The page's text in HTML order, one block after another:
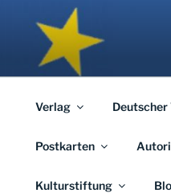
… links und rechts von
Verlag Deutscher
Postkarten
Kulturstiftung